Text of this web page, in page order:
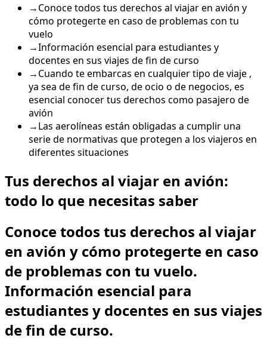
→Conoce todos tus derechos al viajar en avión y
cómo protegerte en caso de problemas con tu
vuelo
→Información esencial para estudiantes y
docentes en sus viajes de fin de curso
→Cuando te embarcas en cualquier tipo de viaje ,
ya sea de fin de curso, de ocio o de negocios, es
esencial conocer tus derechos como pasajero de
avión
→Las aerolíneas están obligadas a cumplir una
serie de normativas que protegen a los viajeros en
diferentes situaciones
Tus derechos al viajar en avión:
todo lo que necesitas saber
Conoce todos tus derechos al viajar
en avión y cómo protegerte en caso
de problemas con tu vuelo.
Información esencial para
estudiantes y docentes en sus viajes
de fin de curso.